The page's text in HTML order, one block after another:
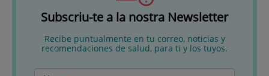
Subscriu-te a la nostra Newsletter
Recibe puntualmente en tu correo, noticias y
recomendaciones de salud, para ti y los tuyos.